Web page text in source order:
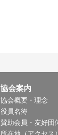
協会案内
協会概要・理念
役員名簿
賛助会員・友好団